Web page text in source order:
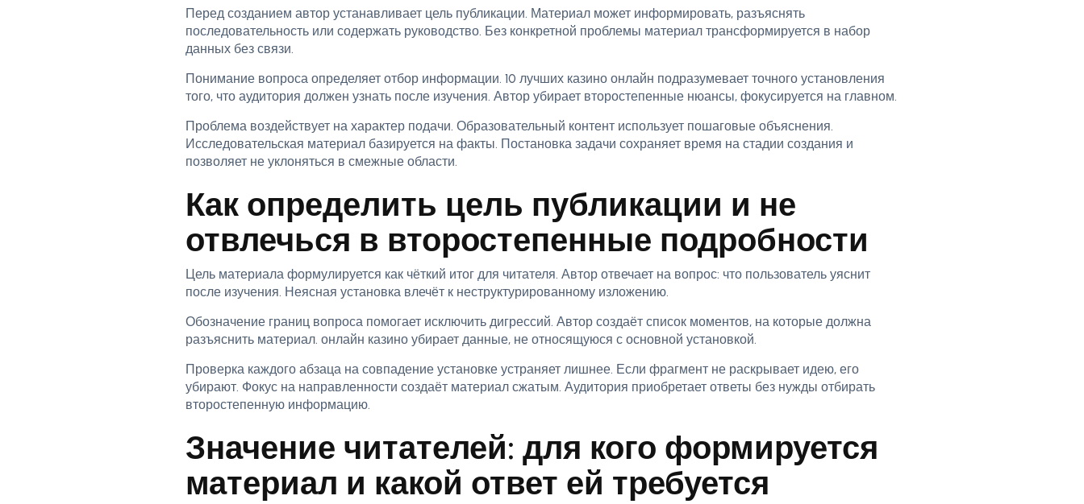
Перед созданием автор устанавливает цель публикации. Материал может информировать, разъяснять
последовательность или содержать руководство. Без конкретной проблемы материал трансформируется в набор
данных без связи.
Понимание вопроса определяет отбор информации. 10 лучших казино онлайн подразумевает точного установления
того, что аудитория должен узнать после изучения. Автор убирает второстепенные нюансы, фокусируется на главном.
Проблема воздействует на характер подачи. Образовательный контент использует пошаговые объяснения.
Исследовательская материал базируется на факты. Постановка задачи сохраняет время на стадии создания и
позволяет не уклоняться в смежные области.
Как определить цель публикации и не
отвлечься в второстепенные подробности
Цель материала формулируется как чёткий итог для читателя. Автор отвечает на вопрос: что пользователь уяснит
после изучения. Неясная установка влечёт к неструктурированному изложению.
Обозначение границ вопроса помогает исключить дигрессий. Автор создаёт список моментов, на которые должна
разъяснить материал. онлайн казино убирает данные, не относящуюся с основной установкой.
Проверка каждого абзаца на совпадение установке устраняет лишнее. Если фрагмент не раскрывает идею, его
убирают. Фокус на направленности создаёт материал сжатым. Аудитория приобретает ответы без нужды отбирать
второстепенную информацию.
Значение читателей: для кого формируется
материал и какой ответ ей требуется